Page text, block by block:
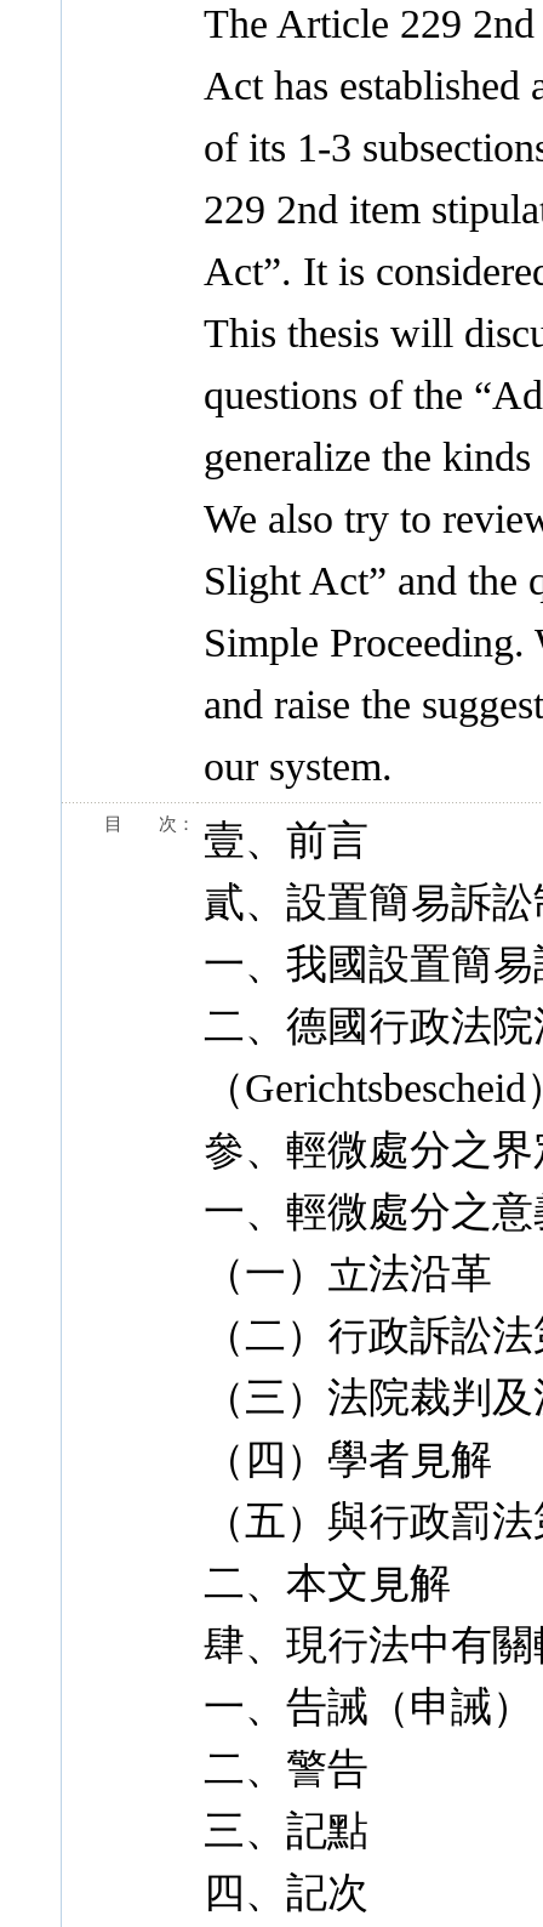
The Article 229
Act has established
of its 1-3
229 2nd item
Act”. It is
This thesis will
questions of the
generalize the
We also try to
Slight Act” and the
Simple Proceeding.
and raise the
our system.
目 次：
壹、前言
貳、設置簡易訴
一、我國設置簡
二、德國行政法
（Gerichtsbescheid
參、輕微處分之界
一、輕微處分之意
（一）立法沿革
（二）行政訴訟
（三）法院裁判
（四）學者見解
（五）與行政罰
二、本文見解
肆、現行法中有
一、告誡（申誡）
二、警告
三、記點
四、記次